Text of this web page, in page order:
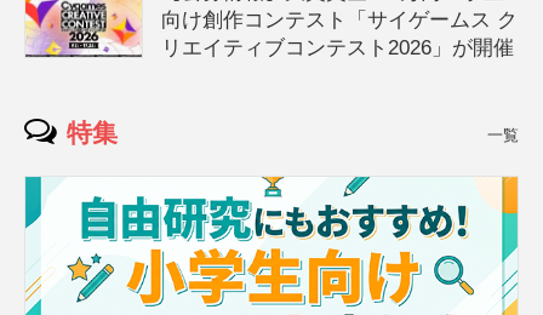
向け創作コンテスト「サイゲームス ク
リエイティブコンテスト2026」が開催
特集 一覧